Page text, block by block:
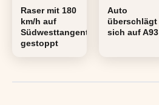
Raser mit 180
km/h auf
Südwesttangente
gestoppt
Auto
überschlägt
sich auf A93